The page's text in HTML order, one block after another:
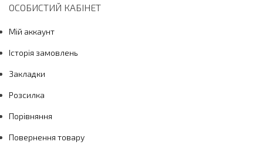
ОСОБИСТИЙ КАБІНЕТ
Мій аккаунт
Історія замовлень
Закладки
Розсилка
Порівняння
Повернення товару